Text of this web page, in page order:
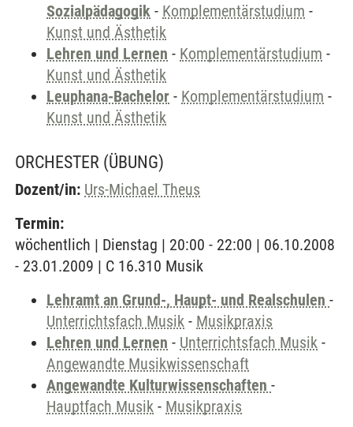
Sozialpädagogik - Komplementärstudium -
Kunst und Ästhetik
Lehren und Lernen - Komplementärstudium -
Kunst und Ästhetik
Leuphana-Bachelor - Komplementärstudium -
Kunst und Ästhetik
ORCHESTER (ÜBUNG)
Dozent/in: Urs-Michael Theus
Termin:
wöchentlich | Dienstag | 20:00 - 22:00 | 06.10.2008
- 23.01.2009 | C 16.310 Musik
Lehramt an Grund-, Haupt- und Realschulen -
Unterrichtsfach Musik - Musikpraxis
Lehren und Lernen - Unterrichtsfach Musik -
Angewandte Musikwissenschaft
Angewandte Kulturwissenschaften -
Hauptfach Musik - Musikpraxis